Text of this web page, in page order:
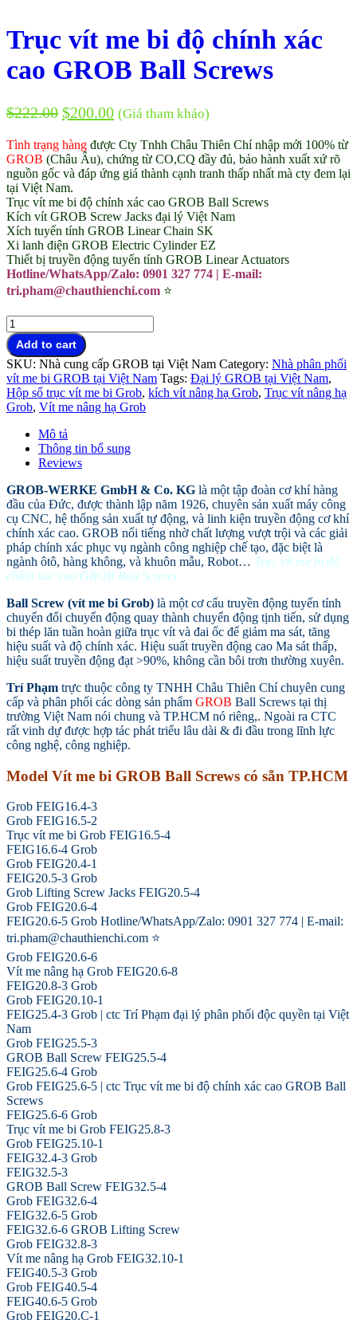
Trục vít me bi độ chính xác
cao GROB Ball Screws
$222.00 $200.00 (Giá tham khảo)
Tình trạng hàng được Cty Tnhh Châu Thiên Chí nhập mới 100% từ
GROB (Châu Âu), chứng từ CO,CQ đầy đủ, bảo hành xuất xứ rõ
nguồn gốc và đáp ứng giá thành cạnh tranh thấp nhất mà cty đem lại
tại Việt Nam.
Trục vít me bi độ chính xác cao GROB Ball Screws
Kích vít GROB Screw Jacks đại lý Việt Nam
Xích tuyến tính GROB Linear Chain SK
Xi lanh điện GROB Electric Cylinder EZ
Thiết bị truyền động tuyến tính GROB Linear Actuators
Hotline/WhatsApp/Zalo: 0901 327 774 | E-mail:
tri.pham@chauthienchi.com ⭐
Trục
vít
me
bi
độ
chính
xác
GROB
Ball
Screws
Add to cart
SKU: Nhà cung cấp GROB tại Việt Nam Category: Nhà phân phối
vít me bi GROB tại Việt Nam Tags: Đại lý GROB tại Việt Nam,
Hộp số trục vít me bi Grob, kích vít nâng hạ Grob, Trục vít nâng hạ
Grob, Vít me nâng hạ Grob
Mô tả
Thông tin bổ sung
Reviews
GROB-WERKE GmbH & Co. KG là một tập đoàn cơ khí hàng
đầu của Đức, được thành lập năm 1926, chuyên sản xuất máy công
cụ CNC, hệ thống sản xuất tự động, và linh kiện truyền động cơ khí
chính xác cao. GROB nổi tiếng nhờ chất lượng vượt trội và các giải
pháp chính xác phục vụ ngành công nghiệp chế tạo, đặc biệt là
ngành ôtô, hàng không, và khuôn mẫu, Robot… Trục vít me bi độ
chính xác cao GROB Ball Screws
Ball Screw (vít me bi Grob) là một cơ cấu truyền động tuyến tính
chuyển đổi chuyển động quay thành chuyển động tịnh tiến, sử dụng
bi thép lăn tuần hoàn giữa trục vít và đai ốc để giảm ma sát, tăng
hiệu suất và độ chính xác. Hiệu suất truyền động cao Ma sát thấp,
hiệu suất truyền động đạt >90%, không cần bôi trơn thường xuyên.
Trí Phạm trực thuộc công ty TNHH Châu Thiên Chí chuyên cung
cấp và phân phối các dòng sản phẩm GROB Ball Screws tại thị
trường Việt Nam nói chung và TP.HCM nó riêng,. Ngoài ra CTC
rất vinh dự được hợp tác phát triểu lâu dài & đi đầu trong lĩnh lực
công nghệ, công nghiệp.
Model Vít me bi GROB Ball Screws có sẵn TP.HCM
Grob FEIG16.4-3
Grob FEIG16.5-2
Trục vít me bi Grob FEIG16.5-4
FEIG16.6-4 Grob
Grob FEIG20.4-1
FEIG20.5-3 Grob
Grob Lifting Screw Jacks FEIG20.5-4
Grob FEIG20.6-4
FEIG20.6-5 Grob Hotline/WhatsApp/Zalo: 0901 327 774 | E-mail:
tri.pham@chauthienchi.com ⭐
Grob FEIG20.6-6
Vít me nâng hạ Grob FEIG20.6-8
FEIG20.8-3 Grob
Grob FEIG20.10-1
FEIG25.4-3 Grob | ctc Trí Phạm đại lý phân phối độc quyền tại Việt
Nam
Grob FEIG25.5-3
GROB Ball Screw FEIG25.5-4
FEIG25.6-4 Grob
Grob FEIG25.6-5 | ctc Trục vít me bi độ chính xác cao GROB Ball
Screws
FEIG25.6-6 Grob
Trục vít me bi Grob FEIG25.8-3
Grob FEIG25.10-1
FEIG32.4-3 Grob
FEIG32.5-3
GROB Ball Screw FEIG32.5-4
Grob FEIG32.6-4
FEIG32.6-5 Grob
FEIG32.6-6 GROB Lifting Screw
Grob FEIG32.8-3
Vít me nâng hạ Grob FEIG32.10-1
FEIG40.5-3 Grob
Grob FEIG40.5-4
FEIG40.6-5 Grob
Grob FEIG20.C-1